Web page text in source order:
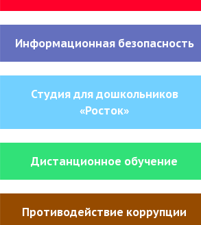
Информационная безопасность
Студия для дошкольников
«Росток»
Дистанционное обучение
Противодействие коррупции